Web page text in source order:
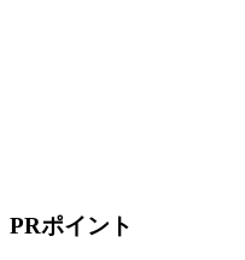
PRポイント